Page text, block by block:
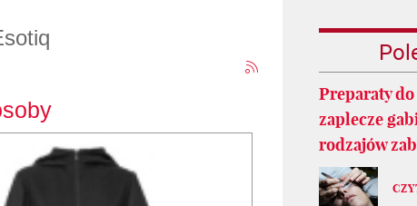
Preparaty
zaplecze
rodzajów